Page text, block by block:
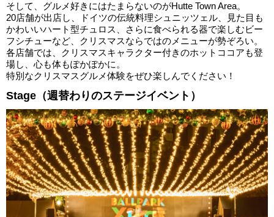
そして、グルメ好きにはたまらないのがHutte Town Area。
20店舗が出店し、ドイツの伝統料理シュニッツェル、見た目も
かわいいハート型チュロス、さらに食べられる器で楽しむビー
フシチューなど、クリスマスならではのメニューが勢ぞろい。
各店舗では、クリスマスキャラクター付きのホットココアも登
場し、心も体もぽかぽかに。
特別なクリスマスグルメ体験をぜひ楽しんでください！
Stage（週替わりのステージイベント）